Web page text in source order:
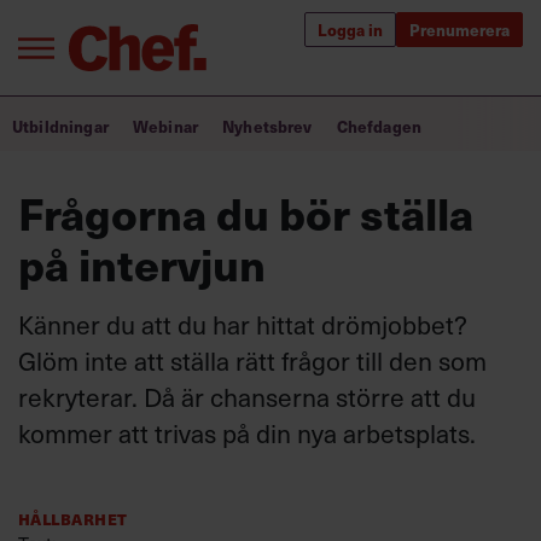
Logga in Prenumerera
Annonsera
Kundservice
Bra ledare förändrar världen
Innehåll från Chef
Utbildning för ledare
Chefakademin+
Populära utbildningar
Utbildningar Webinar Nyhetsbrev Chefdagen
Frågorna du bör ställa
på intervjun
Känner du att du har hittat drömjobbet?
Glöm inte att ställa rätt frågor till den som
rekryterar. Då är chanserna större att du
kommer att trivas på din nya arbetsplats.
Hållbarhet